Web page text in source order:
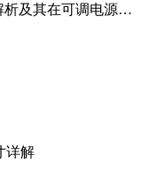
析及其在可调电源设
详解